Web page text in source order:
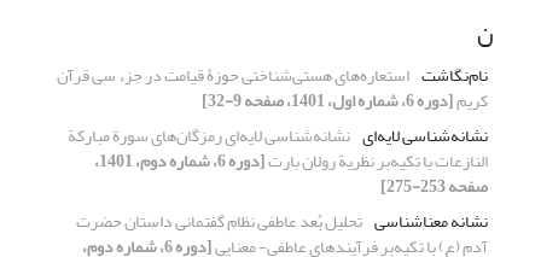
ن
نام‌نگاشت استعاره‌های هستی‌شناختی حوزۀ قیامت در جزء سی قرآن
کریم[دوره 6، شماره اول، 1401، صفحه 9-32]
نشانه‌شناسی لایه‌ای نشانه‌شناسی لایه‌ای رمزگان‌های سورة مبارکة
النازعات با تکیه‌بر نظریة رولان بارت [دوره 6، شماره دوم، 1401،
صفحه 253-275]
نشانه معناشناسی تحلیل بُعد عاطفی نظام گفتمانی داستان حضرت
آدم (ع) با تکیه‌بر فرآیندهای عاطفی- معنایی [دوره 6، شماره دوم،